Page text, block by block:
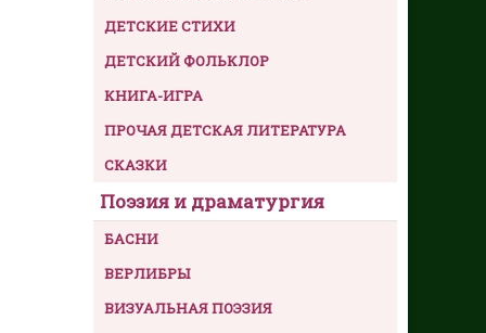
ДЕТСКИЕ СТИХИ
ДЕТСКИЙ ФОЛЬКЛОР
КНИГА-ИГРА
ПРОЧАЯ ДЕТСКАЯ ЛИТЕРАТУРА
СКАЗКИ
Поэзия и драматургия
БАСНИ
ВЕРЛИБРЫ
ВИЗУАЛЬНАЯ ПОЭЗИЯ